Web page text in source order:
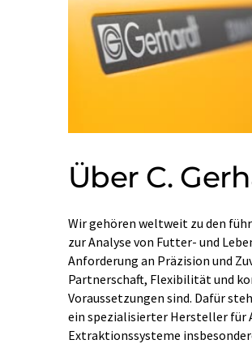
Über C.
Wir gehören weltweit zu den
zur Analyse von Futter- und
Anforderung an Präzision und
Partnerschaft, Flexibilität und
Voraussetzungen sind. Dafür
ein spezialisierter Hersteller für
Extraktionssysteme